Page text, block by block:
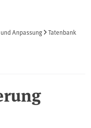
Anpassung Tatenbank